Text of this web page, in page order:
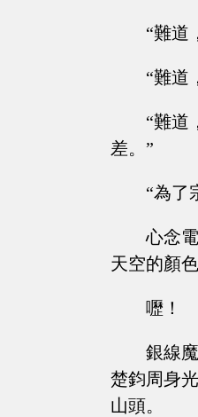
“難道
“難道
“難道
差。”
“為了
心念
天空的顏
嚦！
銀線
楚鈞周身
山頭。